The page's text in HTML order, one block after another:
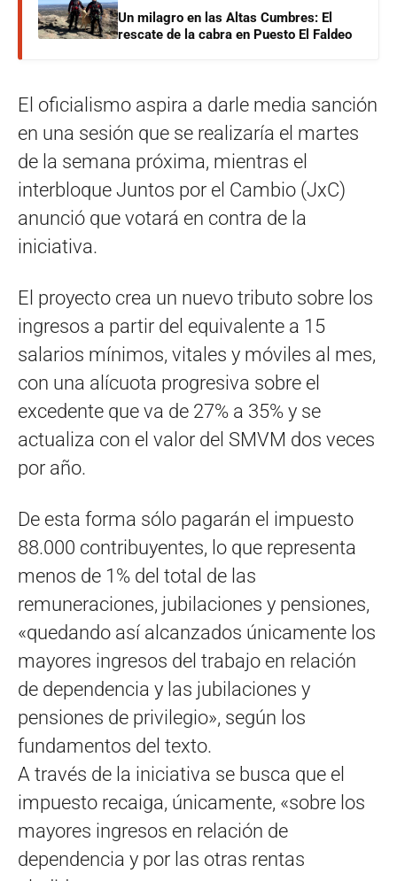
Un milagro en las Altas Cumbres: El
rescate de la cabra en Puesto El Faldeo
El oficialismo aspira a darle media sanción
en una sesión que se realizaría el martes
de la semana próxima, mientras el
interbloque Juntos por el Cambio (JxC)
anunció que votará en contra de la
iniciativa.
El proyecto crea un nuevo tributo sobre los
ingresos a partir del equivalente a 15
salarios mínimos, vitales y móviles al mes,
con una alícuota progresiva sobre el
excedente que va de 27% a 35% y se
actualiza con el valor del SMVM dos veces
por año.
De esta forma sólo pagarán el impuesto
88.000 contribuyentes, lo que representa
menos de 1% del total de las
remuneraciones, jubilaciones y pensiones,
«quedando así alcanzados únicamente los
mayores ingresos del trabajo en relación
de dependencia y las jubilaciones y
pensiones de privilegio», según los
fundamentos del texto.
A través de la iniciativa se busca que el
impuesto recaiga, únicamente, «sobre los
mayores ingresos en relación de
dependencia y por las otras rentas